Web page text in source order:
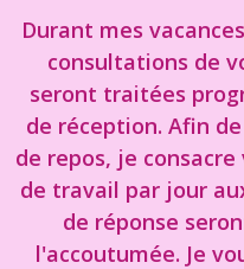
Durant mes
consultations de
seront traitées
de réception. Afin
de repos, je
de travail par jour
de réponse
l'accoutumée. Je